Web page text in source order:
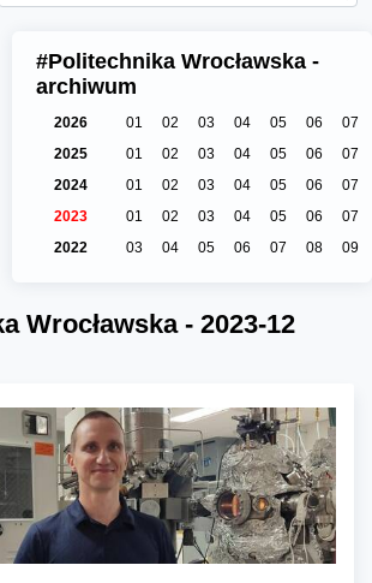
#Politechnika Wrocławska -
archiwum
2026 01 02 03 04 05 06
07
2025
01 02 03 04 05 06
07
2024
01 02 03 04 05 06
07
2023
01 02 03 04 05 06
07
2022
03 04 05 06 07 08 09
Wrocławska - 2023-12